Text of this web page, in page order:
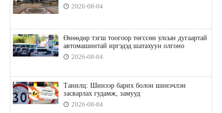
2026-08-04
Өнөөдөр тэгш тоогоор төгссөн улсын дугаартай
автомашинтай иргэдэд шатахуун олгоно
2026-08-04
Танилц: Шинээр барих болон шинэчлэн
засварлах гудамж, замууд
2026-08-04